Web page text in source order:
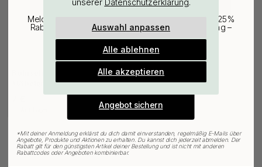
127
Möbelgriffe & Möbelknöpfe
Auswahl anpassen
Alle ablehnen
Alle akzeptieren
CHANGE COUNTRY
Melde dich für unseren Newsletter an und erhalte 25%
Rabatt auf den günstigsten Artikel deiner Bestellung –
plus Inspiration und exklusive Angebote.
Gültig bis zum 31. August
Angebot sichern
*Mit deiner Anmeldung erklärst du dich damit einverstanden, regelmäßig E-Mails über
Angebote, Produkte und Aktionen zu erhalten. Du kannst dich jederzeit abmelden. Der
Rabatt gilt für den günstigsten Artikel deiner Bestellung und ist nicht mit anderen
Rabattcodes oder Angeboten kombinierbar.